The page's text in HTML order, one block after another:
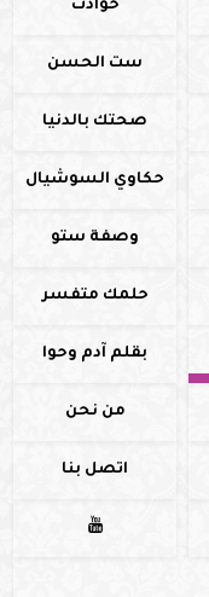
حوادث
ست الحسن
صحتك بالدنيا
حكاوي السوشيال
وصفة ستو
حلمك متفسر
بقلم آدم وحوا
من نحن
اتصل بنا
